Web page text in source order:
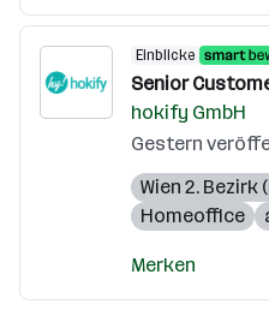
Einblicke
Senior
hokify GmbH
Gestern
Wien 2.
Homeoffice
Merken